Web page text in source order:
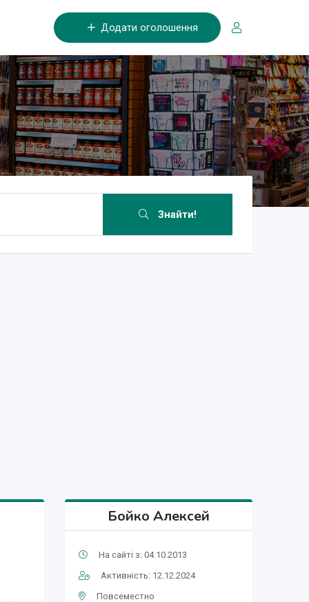
Додати оголошення
Знайти!
Бойко Алексей
На сайті з: 04.10.2013
Активність: 12.12.2024
Повсеместно